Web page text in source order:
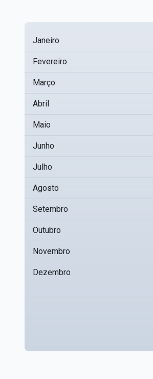
Janeiro
Fevereiro
Março
Abril
Maio
Junho
Julho
Agosto
Setembro
Outubro
Novembro
Dezembro